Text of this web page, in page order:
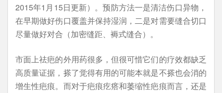
2015年1月15日更新）。预防方法一是清洁伤口异物，
在早期做好伤口覆盖并保持湿润，二是对需要缝合切口
尽量做好对合（加密缝距、褥式缝合）。
市面上祛疤的外用药很多，但很可惜它们的疗效都缺乏
高质量证据，搽了觉得有用的可能本就是不搽也会消的
增生性疤痕。而对于疤痕疙瘩和萎缩性疤痕而言，还是